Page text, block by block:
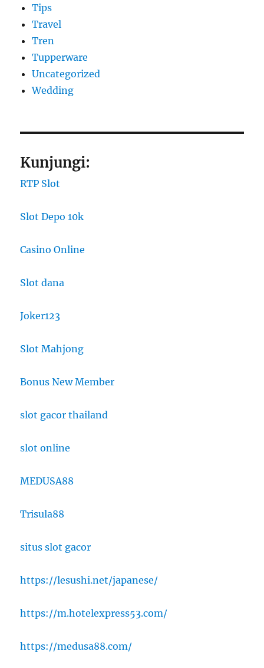
Tips
Travel
Tren
Tupperware
Uncategorized
Wedding
Kunjungi:
RTP Slot
Slot Depo 10k
Casino Online
Slot dana
Joker123
Slot Mahjong
Bonus New Member
slot gacor thailand
slot online
MEDUSA88
Trisula88
situs slot gacor
https://lesushi.net/japanese/
https://m.hotelexpress53.com/
https://medusa88.com/